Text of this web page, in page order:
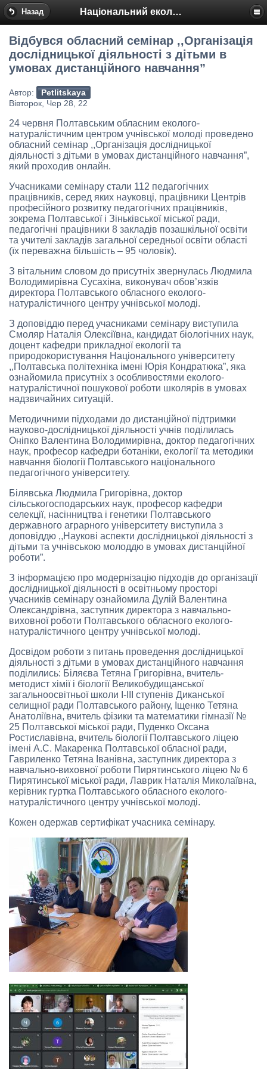
Назад Національний еколого-натуралістичний центр
Відбувся обласний семінар ,,Організація
дослідницької діяльності з дітьми в
умовах дистанційного навчання”
Автор:
Petlitskaya
Вівторок, Чер 28, 22
24 червня Полтавським обласним еколого-
натуралістичним центром учнівської молоді проведено
обласний семінар ,,Організація дослідницької
діяльності з дітьми в умовах дистанційного навчання”,
який проходив онлайн.
Учасниками семінару стали 112 педагогічних
працівників, серед яких науковці, працівники Центрів
професійного розвитку педагогічних працівників,
зокрема Полтавської і Зіньківської міської ради,
педагогічні працівники 8 закладів позашкільної освіти
та учителі закладів загальної середньої освіти області
(їх переважна більшість – 95 чоловік).
З вітальним словом до присутніх звернулась Людмила
Володимирівна Сусахіна, виконувач обов’язків
директора Полтавського обласного еколого-
натуралістичного центру учнівської молоді.
З доповіддю перед учасниками семінару виступила
Смоляр Наталія Олексіївна, кандидат біологічних наук,
доцент кафедри прикладної екології та
природокористування Національного університету
,,Полтавська політехніка імені Юрія Кондратюка”, яка
ознайомила присутніх з особливостями еколого-
натуралістичної пошукової роботи школярів в умовах
надзвичайних ситуацій.
Методичними підходами до дистанційної підтримки
науково-дослідницької діяльності учнів поділилась
Оніпко Валентина Володимирівна, доктор педагогічних
наук, професор кафедри ботаніки, екології та методики
навчання біології Полтавського національного
педагогічного університету.
Білявська Людмила Григорівна, доктор
сільськогосподарських наук, професор кафедри
селекції, насінництва і генетики Полтавського
державного аграрного університету виступила з
доповіддю ,,Наукові аспекти дослідницької діяльності з
дітьми та учнівською молоддю в умовах дистанційної
роботи”.
З інформацією про модернізацію підходів до організації
дослідницької діяльності в освітньому просторі
учасників семінару ознайомила Дулій Валентина
Олександрівна, заступник директора з навчально-
виховної роботи Полтавського обласного еколого-
натуралістичного центру учнівської молоді.
Досвідом роботи з питань проведення дослідницької
діяльності з дітьми в умовах дистанційного навчання
поділились: Біляєва Тетяна Григорівна, вчитель-
методист хімії і біології Великобудищанської
загальноосвітньої школи І-ІІІ ступенів Диканської
селищної ради Полтавського району, Іщенко Тетяна
Анатоліївна, вчитель фізики та математики гімназії №
25 Полтавської міської ради, Пуденко Оксана
Ростиславівна, вчитель біології Полтавського ліцею
імені А.С. Макаренка Полтавської обласної ради,
Гавриленко Тетяна Іванівна, заступник директора з
навчально-виховної роботи Пирятинського ліцею № 6
Пирятинської міської ради, Лаврик Наталія Миколаївна,
керівник гуртка Полтавського обласного еколого-
натуралістичного центру учнівської молоді.
Кожен одержав сертифікат учасника семінару.